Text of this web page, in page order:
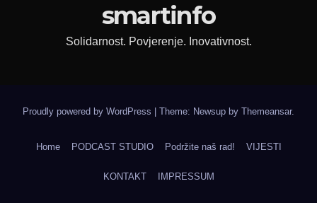
smartinfo
Solidarnost. Povjerenje. Inovativnost.
Proudly powered by WordPress Theme: Newsup by Themeansar.
Home PODCAST STUDIO Podržite naš rad! VIJESTI
KONTAKT IMPRESSUM